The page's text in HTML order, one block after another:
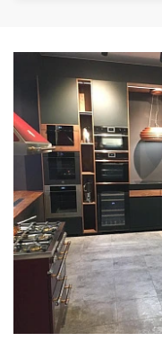
Электрическая
Midea
Газовая
Варочная
Midea
Варочная
Варочные